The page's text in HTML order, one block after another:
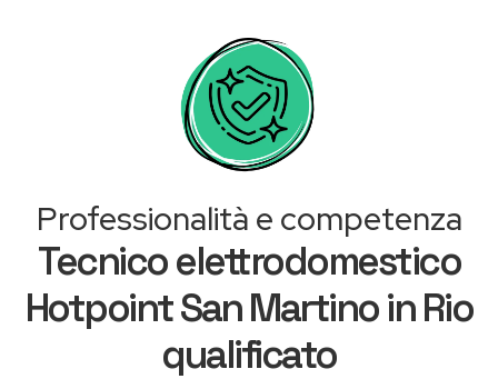
Professionalità e competenza
Tecnico elettrodomestico
Hotpoint San Martino in Rio
qualificato